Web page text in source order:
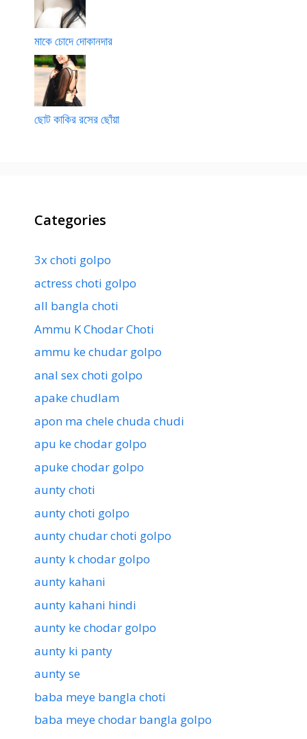
মাকে চোদে দোকানদার
ছোট কাকির রসের ছোঁয়া
Categories
3x choti golpo
actress choti golpo
all bangla choti
Ammu K Chodar Choti
ammu ke chudar golpo
anal sex choti golpo
apake chudlam
apon ma chele chuda chudi
apu ke chodar golpo
apuke chodar golpo
aunty choti
aunty choti golpo
aunty chudar choti golpo
aunty k chodar golpo
aunty kahani
aunty kahani hindi
aunty ke chodar golpo
aunty ki panty
aunty se
baba meye bangla choti
baba meye chodar bangla golpo